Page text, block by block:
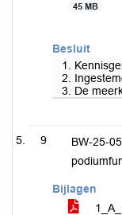
45 MB
Besluit
1.
2.
3. De
9
BW-25-
Bijlagen